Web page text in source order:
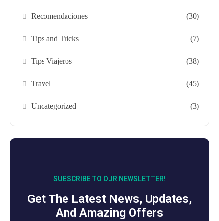
Recomendaciones (30)
Tips and Tricks (7)
Tips Viajeros (38)
Travel (45)
Uncategorized (3)
SUBSCRIBE TO OUR NEWSLETTER!
Get The Latest News, Updates,
And Amazing Offers